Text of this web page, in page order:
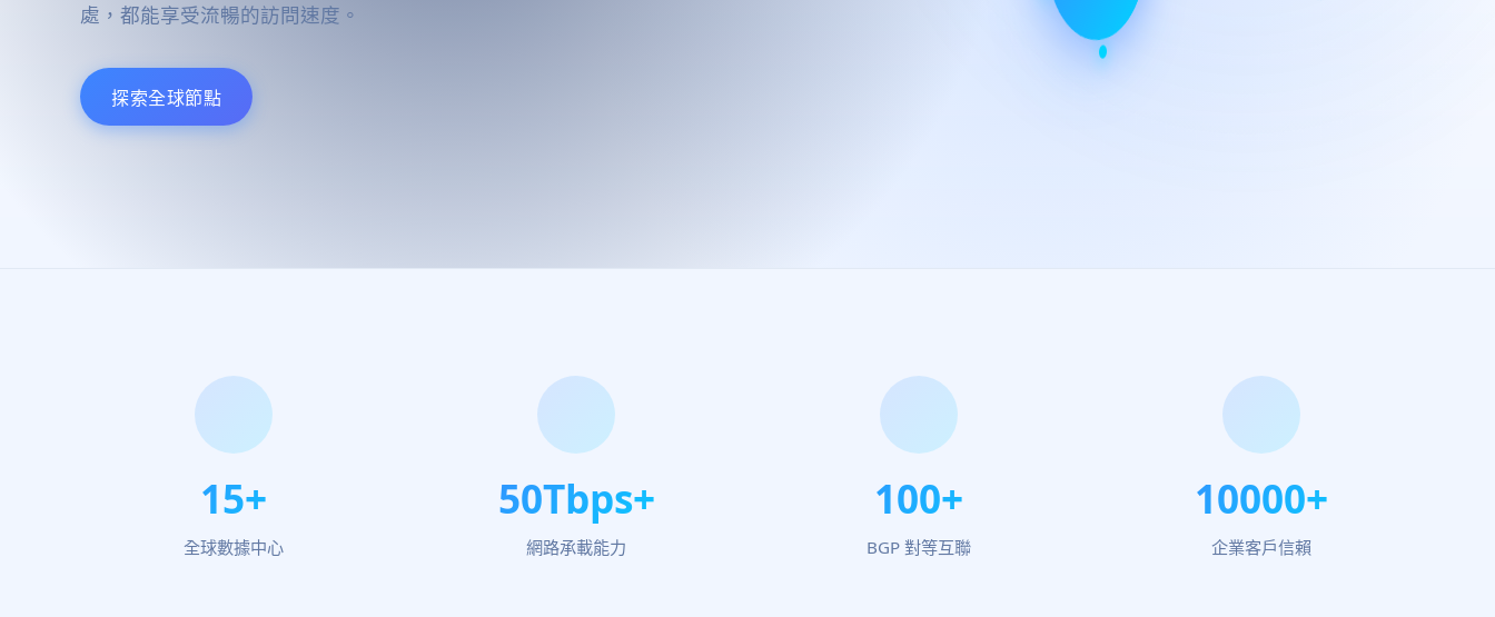
處，都能享受流暢的訪問速度。
探索全球節點
15+
全球數據中心
50Tbps+
網路承載能力
100+
BGP 對等互聯
10000+
企業客戶信賴